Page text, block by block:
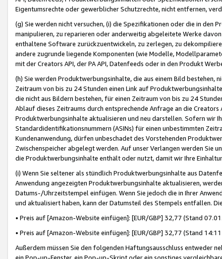
Eigentumsrechte oder gewerblicher Schutzrechte, nicht entfernen,
(g) Sie werden nicht versuchen, (i) die Spezifikationen oder die in
manipulieren, zu reparieren oder anderweitig abgeleitete Werke
enthaltene Software zurückzuentwickeln, zu zerlegen, zu
andere zugrunde liegende Komponenten (wie Modelle,
mit der Creators API, der PA API, Datenfeeds oder in den Produkt
(h) Sie werden Produktwerbungsinhalte, die aus einem Bild bestehen,
Zeitraum von bis zu 24 Stunden einen Link auf
die nicht aus Bildern bestehen, für einen Zeitraum von bis zu 24
Ablauf dieses Zeitraums durch entsprechende Anfrage an die
Produktwerbungsinhalte aktualisieren und neu darstellen. Sofern wir
Standardidentifikationsnummern (ASINs) für einen unbestimmten
Kundenanwendung, dürfen unbeschadet des Vorstehenden
Zwischenspeicher abgelegt werden. Auf unser Verlangen werden Sie
die Produktwerbungsinhalte enthält oder nutzt, damit wir Ihre
(i) Wenn Sie seltener als stündlich Produktwerbungsinhalte aus
Anwendung angezeigten Produktwerbungsinhalte aktualisieren,
Datums-/Uhrzeitstempel einfügen. Wenn Sie jedoch die in Ihrer
und aktualisiert haben, kann der Datumsteil des Stempels entfallen.
• Preis auf [Amazon-Website einfügen]: [EUR/GBP] 32,77 (Stand
• Preis auf [Amazon-Website einfügen]: [EUR/GBP] 32,77 (Stand
Außerdem müssen Sie den folgenden Haftungsausschluss entweder
ein Pop-up-Fenster, ein Pop-up-Skript oder ein sonstiges